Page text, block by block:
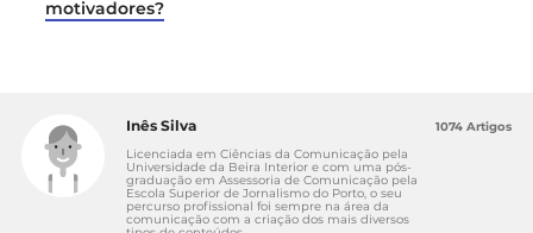
motivadores?
Inês Silva
Licenciada em Ciências da Comunicação pela
Universidade da Beira Interior e com uma pós-
graduação em Assessoria de Comunicação pela
Escola Superior de Jornalismo do Porto, o seu
percurso profissional foi sempre na área da
comunicação com a criação dos mais diversos
1074 Artigos